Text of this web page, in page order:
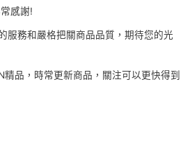
感謝!
服務和嚴格把關商品品質，期待您的光
品，時常更新商品，關注可以更快得到